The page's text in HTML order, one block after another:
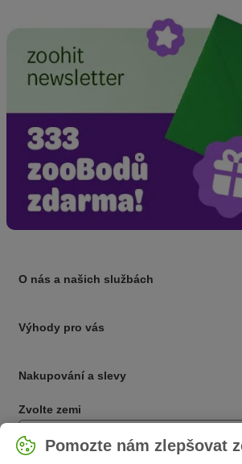
O nás a našich službách
Výhody pro vás
Nakupování a slevy
Zvolte zemi
Česká / CZ
Pomozte nám zlepšovat